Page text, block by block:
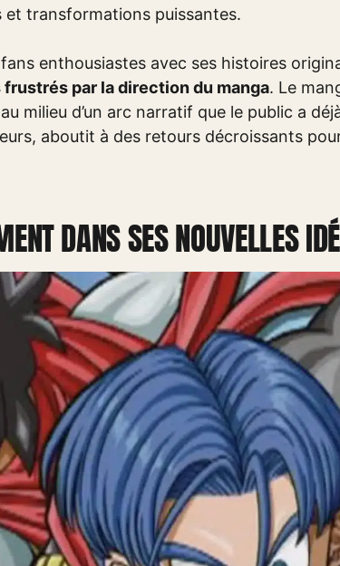
transformations puissantes.
enthousiastes avec ses histoires
par la direction du manga. Le
milieu d’un arc narratif que le public a
aboutit à des retours décroissants
DANS SES NOUVELLES